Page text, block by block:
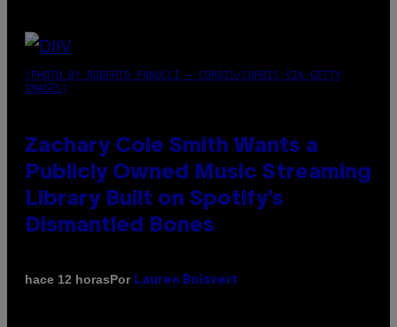
(PHOTO BY ROBERTO PANUCCI – CORBIS/CORBIS VIA GETTY
IMAGES)
Zachary Cole Smith Wants a
Publicly Owned Music Streaming
Library Built on Spotify’s
Dismantled Bones
hace 12 horasPor Lauren Boisvert